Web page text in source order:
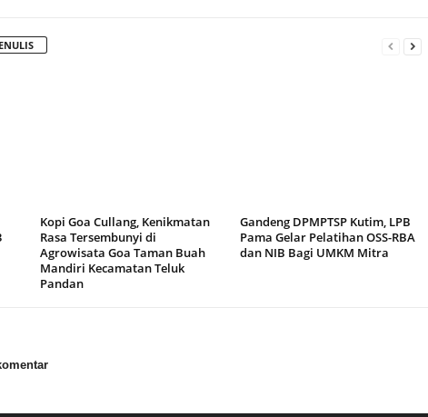
Kopi Goa Cullang, Kenikmatan
Rasa Tersembunyi di
Agrowisata Goa Taman Buah
Mandiri Kecamatan Teluk
Pandan
Gandeng DPMPTSP Kutim, LPB
Pama Gelar Pelatihan OSS-RBA
dan NIB Bagi UMKM Mitra